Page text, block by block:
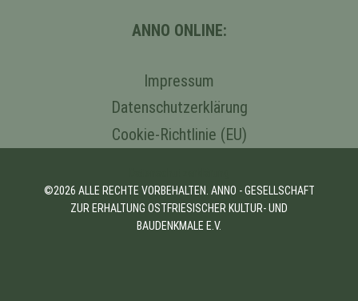
ANNO ONLINE:
Impressum
Datenschutzerklärung
Cookie-Richtlinie (EU)
©2026 ALLE RECHTE VORBEHALTEN. ANNO - GESELLSCHAFT
ZUR ERHALTUNG OSTFRIESISCHER KULTUR- UND
BAUDENKMALE E.V.